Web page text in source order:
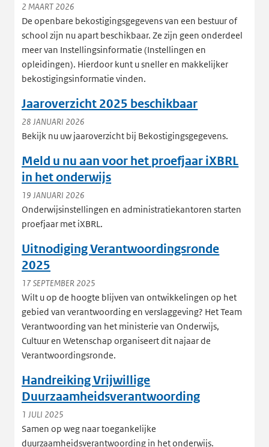
2 MAART 2026
De openbare bekostigingsgegevens van een bestuur of
school zijn nu apart beschikbaar. Ze zijn geen onderdeel
meer van Instellingsinformatie (Instellingen en
opleidingen). Hierdoor kunt u sneller en makkelijker
bekostigingsinformatie vinden.
Jaaroverzicht 2025 beschikbaar
28 JANUARI 2026
Bekijk nu uw jaaroverzicht bij Bekostigingsgegevens.
Meld u nu aan voor het proefjaar iXBRL
in het onderwijs
19 JANUARI 2026
Onderwijsinstellingen en administratiekantoren starten
proefjaar met iXBRL.
Uitnodiging Verantwoordingsronde
2025
17 SEPTEMBER 2025
Wilt u op de hoogte blijven van ontwikkelingen op het
gebied van verantwoording en verslaggeving? Het Team
Verantwoording van het ministerie van Onderwijs,
Cultuur en Wetenschap organiseert dit najaar de
Verantwoordingsronde.
Handreiking Vrijwillige
Duurzaamheidsverantwoording
1 JULI 2025
Samen op weg naar toegankelijke
duurzaamheidsverantwoording in het onderwijs.